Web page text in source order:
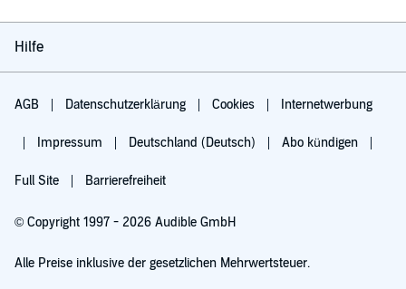
Hilfe
AGB Datenschutzerklärung Cookies Internetwerbung
Impressum Deutschland (Deutsch) Abo kündigen
Full Site Barrierefreiheit
© Copyright 1997 - 2026 Audible GmbH
Alle Preise inklusive der gesetzlichen Mehrwertsteuer.